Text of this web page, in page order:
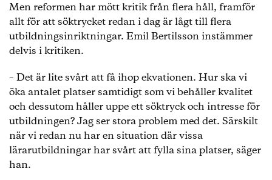
Men reformen har mött kritik från flera håll, framför
allt för att söktrycket redan i dag är lågt till flera
utbildningsinriktningar. Emil Bertilsson instämmer
delvis i kritiken.
– Det är lite svårt att få ihop ekvationen. Hur ska vi
öka antalet platser samtidigt som vi behåller kvalitet
och dessutom håller uppe ett söktryck och intresse för
utbildningen? Jag ser stora problem med det. Särskilt
när vi redan nu har en situation där vissa
lärarutbildningar har svårt att fylla sina platser, säger
han.